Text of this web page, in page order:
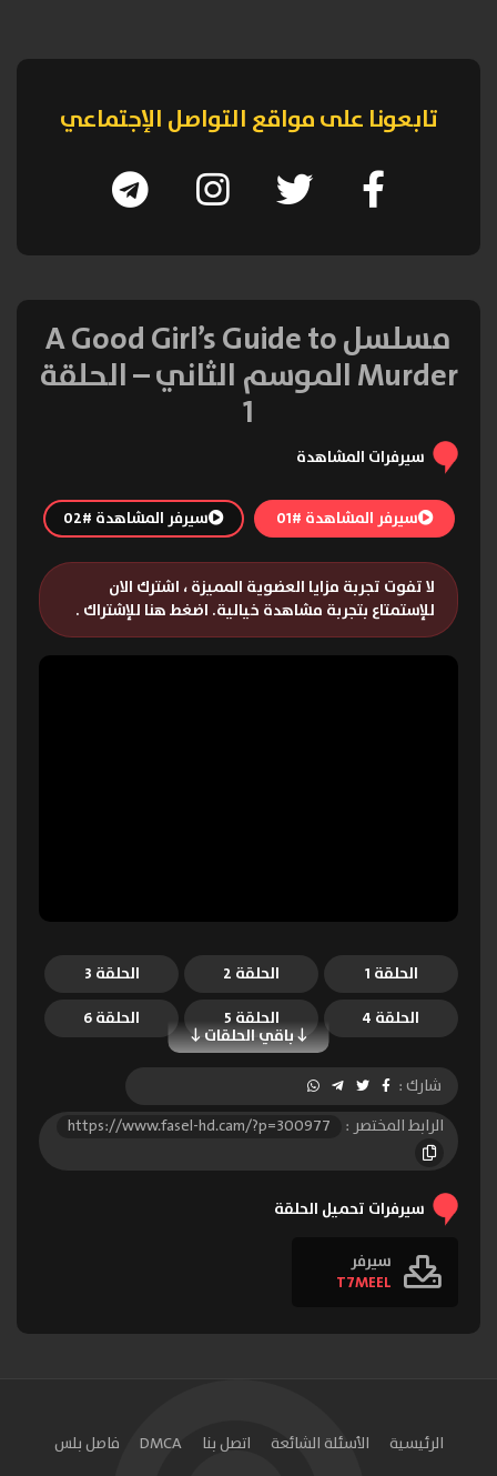
تابعونا على مواقع التواصل الإجتماعي
مسلسل A Good Girl’s Guide to
Murder الموسم الثاني – الحلقة
1
سيرفرات المشاهدة
سيرفر المشاهدة #01 سيرفر المشاهدة #02
لا تفوت تجربة مزايا العضوية المميزة ، اشترك الان
للإستمتاع بتجربة مشاهدة خيالية. اضغط هنا للإشتراك .
الحلقة 1 الحلقة 2
الحلقة 3
الحلقة 4
الحلقة 5 الحلقة 6
باقي الحلقات
شارك :
الرابط المختصر :
https://www.fasel-hd.cam/?p=300977
سيرفرات تحميل الحلقة
سيرفر
T7MEEL
الرئيسية الأسئلة الشائعة اتصل بنا DMCA فاصل بلس